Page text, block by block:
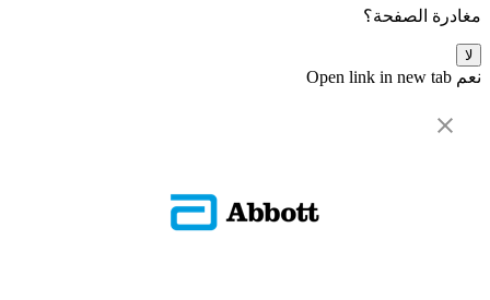
مغادرة الصفحة؟
لا
نعم Open link in new tab